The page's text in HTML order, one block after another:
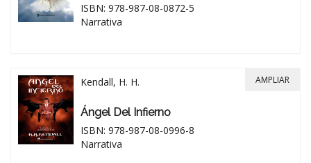
ISBN: 978-987-08-0872-5
Narrativa
Kendall, H. H.
Ángel Del Infierno
ISBN: 978-987-08-0996-8
Narrativa
AMPLIAR